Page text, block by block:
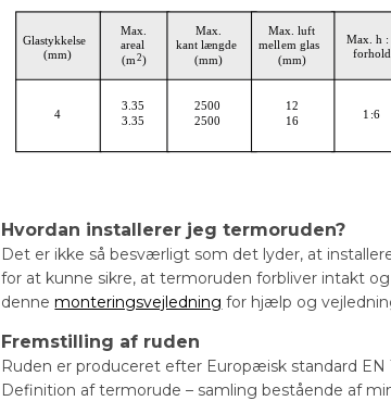
Hvordan installerer jeg termoruden?
Det er ikke så besværligt som det lyder, at
for at kunne sikre, at termoruden forbliver intakt
dennemonteringsvejledning for hjælp og
Fremstilling af ruden
Ruden er produceret efter Europæisk standard EN
Definition af termorude – samling bestående af